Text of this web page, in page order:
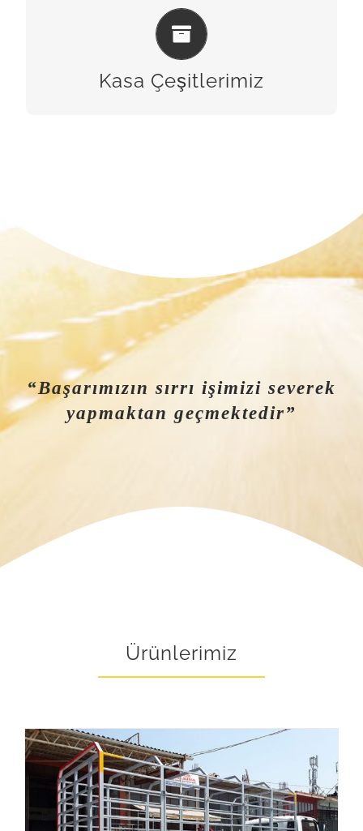
Kasa Çeşitlerimiz
KASA ÇEŞITLERIMIZ
“Başarımızın sırrı işimizi severek
yapmaktan geçmektedir”
Ürünlerimiz